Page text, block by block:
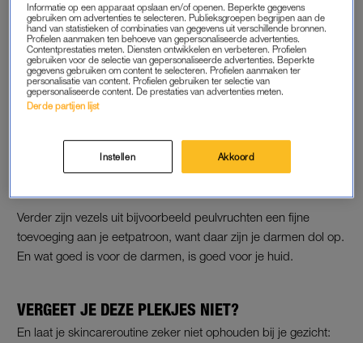
Behalve een goede exfoliant, zijn antioxidanten de andere
toppers voor in je skincare. Vooral vitamine A en C mogen
eigenlijk niet meer ontbreken in je huidverzorging.
EET ALLE KLEUREN VAN DE REGENBOOG
weet dan dat ook je huid daarvan zal opknappen. Veel
verschillende kleuren groente en fruit bevatten namelijk veel
Verder zijn vezels uit bijvoorbeeld peulvruchten een fijne
toevoeging aan je eetpatroon, want daar zijn je darmen dol op.
En wat goed is voor de darmen, is goed voor je huid.
VERGEET JE DEZE PLEKJES NIET?
En laat je skincareroutine zeker niet ophouden bij je gezicht:
Informatie op een apparaat opslaan en/of openen. Beperkte gegevens
gebruiken om advertenties te selecteren. Publieksgroepen begrijpen aan de
hand van statistieken of combinaties van gegevens uit verschillende bronnen.
Profielen aanmaken ten behoeve van gepersonaliseerde advertenties.
Contentprestaties meten. Diensten ontwikkelen en verbeteren. Profielen
gebruiken voor de selectie van gepersonaliseerde advertenties. Beperkte
gegevens gebruiken om content te selecteren. Profielen aanmaken ter
personalisatie van content. Profielen gebruiken ter selectie van
gepersonaliseerde content. De prestaties van advertenties meten.
Derde partijen lijst
Instellen Akkoord